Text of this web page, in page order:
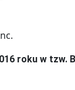
roku w tzw.